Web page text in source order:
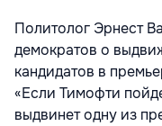
Политолог Эрнест
демократов о
кандидатов в
«Если Тимофти
выдвинет одну из